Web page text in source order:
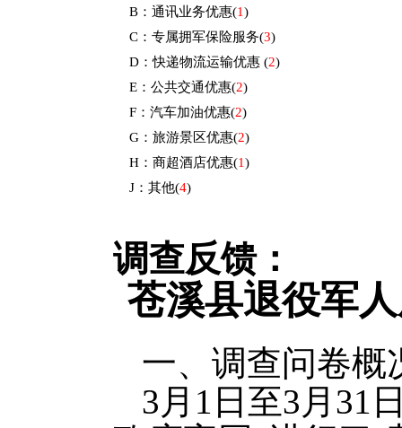
B：通讯业务优惠(1)
C：专属拥军保险服务(3)
D：快递物流运输优惠 (2)
E：公共交通优惠(2)
F：汽车加油优惠(2)
G：旅游景区优惠(2)
H：商超酒店优惠(1)
J：其他(4)
调查反馈：
苍溪县退役军
一、调查问卷概
3月1日至3月31